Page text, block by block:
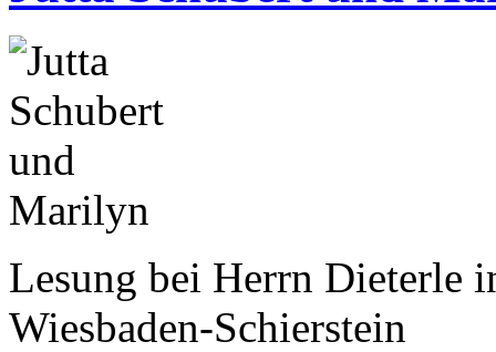
Lesung bei Herrn Dieterle
Wiesbaden-Schierstein